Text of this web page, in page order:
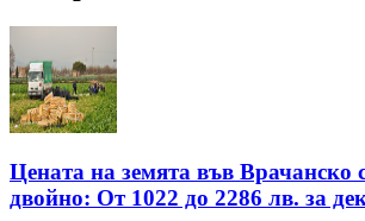
Цената на земята във Врачанско
двойно: От 1022 до 2286 лв. за